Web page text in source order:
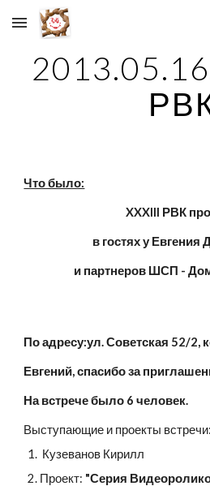
Skip to main content
Что было:
XXXIII РВК
в гостях у Евгения
и партнеров ШСП -
По адресу:ул. Советская 52/2,
Евгений, спасибо за
На встрече было 6 человек.
Выступающие и проекты встречи:
Кузеванов Кирилл
Проект: "Серия